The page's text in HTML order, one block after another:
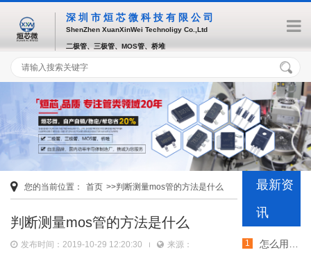
深圳市烜芯微科技有限公司
ShenZhen XuanXinWei Technoligy Co.,Ltd
二极管、三极管、MOS管、桥堆
您的当前位置： 首页 >>判断测量mos管的方法是什么
判断测量mos管的方法是什么
发布时间：2019-10-29 12:20:30 来源：
最新资
讯
怎么用TVS二极管提高电路的抗突波能力